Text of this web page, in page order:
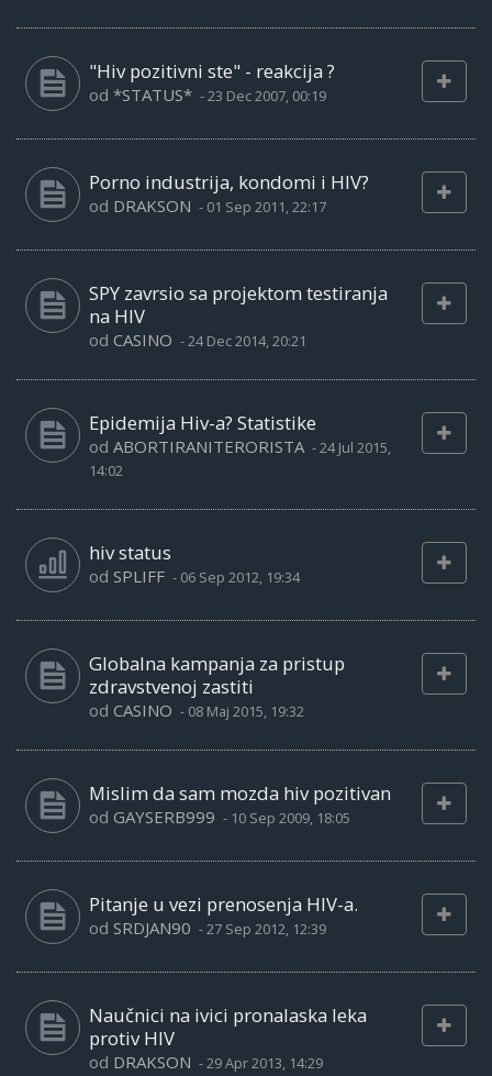
"Hiv pozitivni ste" - reakcija ?
od *STATUS* -23 Dec 2007, 00:19
Porno industrija, kondomi i HIV?
od DRAKSON - 01 Sep 2011, 22:17
SPY zavrsio sa projektom testiranja
na HIV
od CASINO -24 Dec 2014, 20:21
Epidemija Hiv-a? Statistike
od ABORTIRANITERORISTA -24 Jul 2015,
14:02
hiv status
od SPLIFF - 06 Sep 2012, 19:34
Globalna kampanja za pristup
zdravstvenoj zastiti
od CASINO - 08 Maj 2015, 19:32
Mislim da sam mozda hiv pozitivan
od GAYSERB999 - 10 Sep 2009, 18:05
Pitanje u vezi prenosenja HIV-a.
od SRDJAN90 -27 Sep 2012, 12:39
Naučnici na ivici pronalaska leka
protiv HIV
od DRAKSON -29 Apr 2013, 14:29